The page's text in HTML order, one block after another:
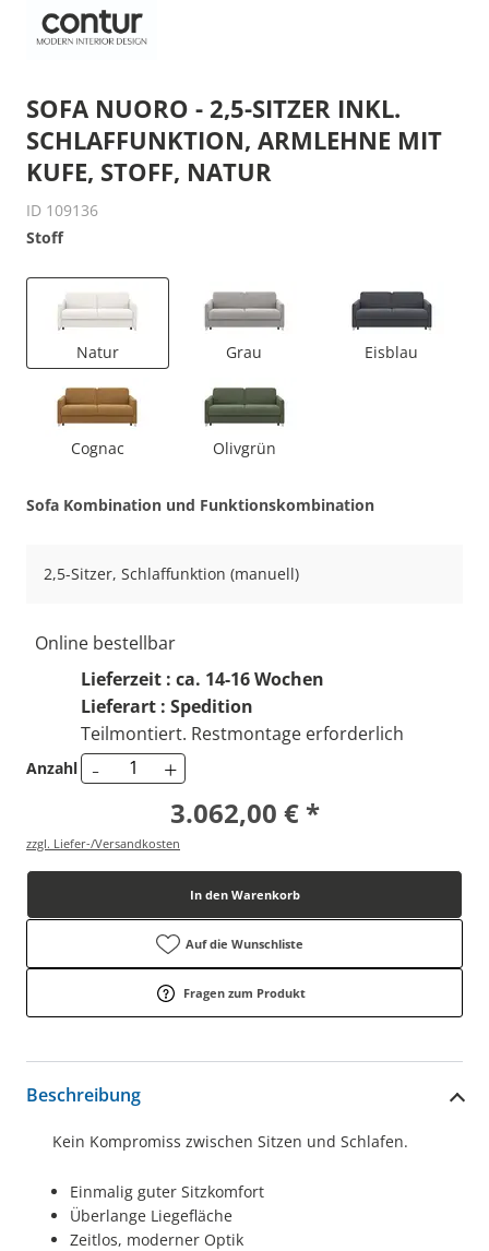
SOFA NUORO - 2,5-SITZER INKL.
SCHLAFFUNKTION, ARMLEHNE MIT
KUFE, STOFF, NATUR
ID 109136
Stoff
Natur Grau Eisblau
Cognac Olivgrün
Sofa Kombination und Funktionskombination
2,5-Sitzer, Schlaffunktion (manuell)
Online bestellbar
Lieferzeit : ca. 14-16 Wochen
Lieferart : Spedition
Teilmontiert. Restmontage erforderlich
Anzahl - +
3.062,00 € *
zzgl. Liefer-/Versandkosten
In den Warenkorb
Auf die Wunschliste
Fragen zum Produkt
Beschreibung
Kein Kompromiss zwischen Sitzen und Schlafen.
Einmalig guter Sitzkomfort
Überlange Liegefläche
Zeitlos, moderner Optik